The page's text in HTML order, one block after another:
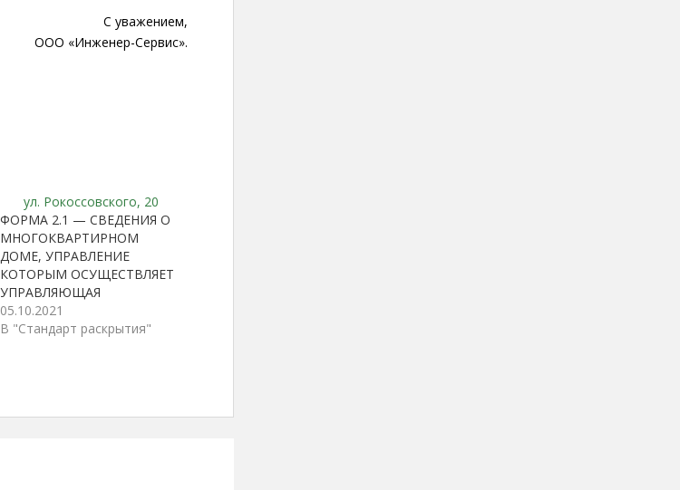
С уважением,
ООО «Инженер-Сервис».
ул. Рокоссовского, 20
ФОРМА 2.1 — СВЕДЕНИЯ О
МНОГОКВАРТИРНОМ
ДОМЕ, УПРАВЛЕНИЕ
КОТОРЫМ ОСУЩЕСТВЛЯЕТ
УПРАВЛЯЮЩАЯ
ОРГАНИЗАЦИЯ,
ТОВАРИЩЕСТВО,
управления
05.10.2021
В "Стандарт раскрытия"